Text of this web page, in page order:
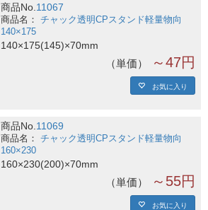
商品No. 11067
チャック透明CPスタンド軽量物向
140×175
140×175(145)×70mm
単価 ～47円
お気に入り
商品No. 11069
チャック透明CPスタンド軽量物向
160×230
160×230(200)×70mm
単価 ～55円
お気に入り